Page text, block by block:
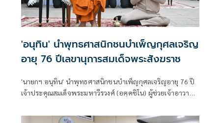
'อนุทิน' นำพุทธศาสนิกชนบำเพ็ญกุศลเจริญ
อายุ 76 ปีเลขานุการสมเด็จพระสังฆราช
'นายกฯ อนุทิน' นำพุทธศาสนิกชนบำเพ็ญกุศลเจริญอายุ 76 ปี
เจ้าประคุณสมเด็จพระมหาวีรวงศ์ (อคฺคชิโน) ผู้ช่วยเจ้าอาวาส